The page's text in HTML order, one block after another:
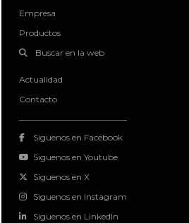
Empresa
Productos
Buscar en la web
Actualidad
Contacto
Siguenos en Facebook
Siguenos en Youtube
Siguenos en X
Siguenos en Instagram
Siguenos en LinkedIn